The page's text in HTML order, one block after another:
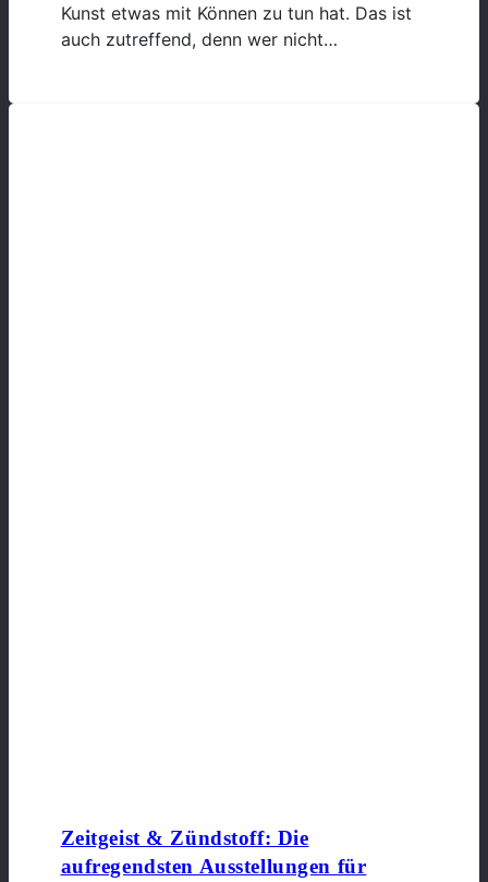
Kunst etwas mit Können zu tun hat. Das ist
auch zutreffend, denn wer nicht…
Zeitgeist & Zündstoff: Die
aufregendsten Ausstellungen für